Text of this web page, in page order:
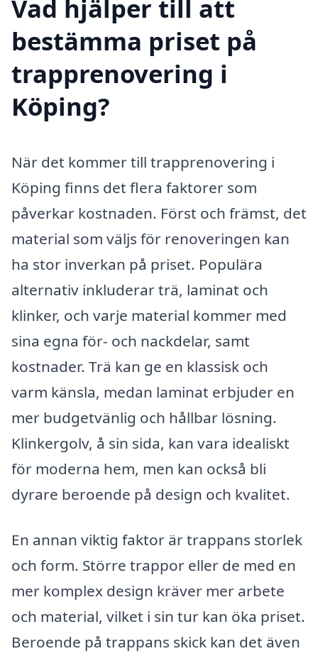
Vad hjälper till att
bestämma priset på
trapprenovering i
Köping?
När det kommer till trapprenovering i
Köping finns det flera faktorer som
påverkar kostnaden. Först och främst, det
material som väljs för renoveringen kan
ha stor inverkan på priset. Populära
alternativ inkluderar trä, laminat och
klinker, och varje material kommer med
sina egna för- och nackdelar, samt
kostnader. Trä kan ge en klassisk och
varm känsla, medan laminat erbjuder en
mer budgetvänlig och hållbar lösning.
Klinkergolv, å sin sida, kan vara idealiskt
för moderna hem, men kan också bli
dyrare beroende på design och kvalitet.
En annan viktig faktor är trappans storlek
och form. Större trappor eller de med en
mer komplex design kräver mer arbete
och material, vilket i sin tur kan öka priset.
Beroende på trappans skick kan det även